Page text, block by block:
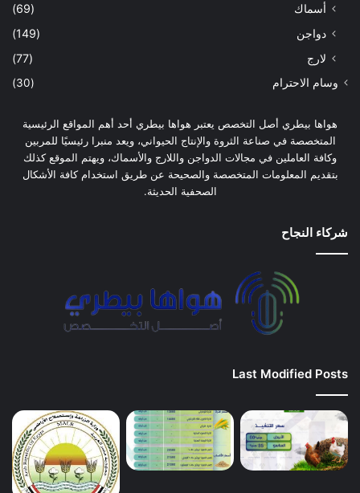
أسماك
(69)
دواجن
(149)
لارج
(77)
وسام الاحترام (30)
هواها بيطري أصل التخصص يعتبر هواها بيطري أحد أهم المواقع الرئيسية
المتخصصة في صناعة الثروة والإنتاج الحيواني، ويعد منبرا رئيسيًا للمربين
وكافة العاملين في مجالات الدواجن واللارج والأسماك، ويهتم الموقع كذلك
بتقديم المعلومات المتخصصة والصحيحة عن طريق استخدام كافة الأشكال
الصحفية الحديثة.
شركاء النجاح
Last Modified Posts